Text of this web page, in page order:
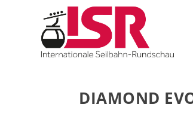
DIAMOND